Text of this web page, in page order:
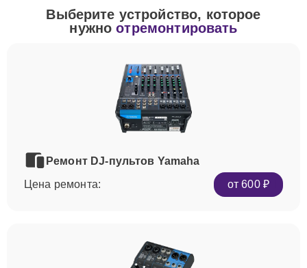
Выберите устройство, которое
нужноотремонтировать
Ремонт DJ-пультов Yamaha
Цена ремонта:
от 600 ₽